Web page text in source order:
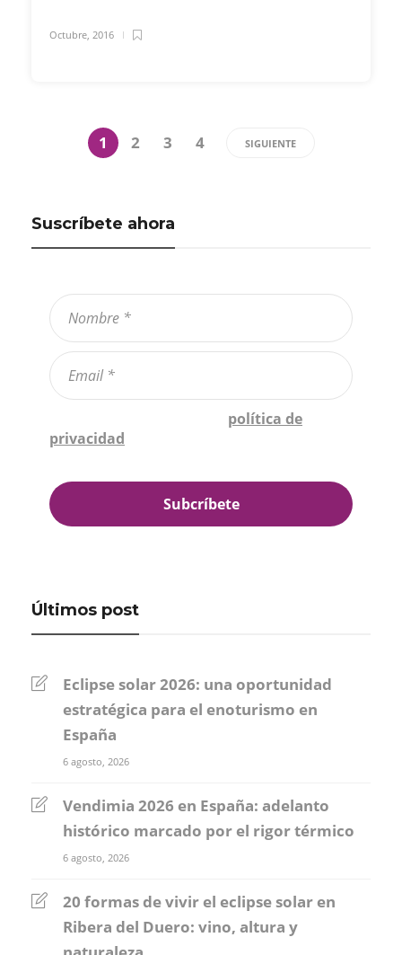
Octubre, 2016
1 2 3 4 SIGUIENTE
Suscríbete ahora
política de
privacidad
Últimos post
Eclipse solar 2026: una oportunidad
estratégica para el enoturismo en
España
6 agosto, 2026
Vendimia 2026 en España: adelanto
histórico marcado por el rigor térmico
6 agosto, 2026
20 formas de vivir el eclipse solar en
Ribera del Duero: vino, altura y